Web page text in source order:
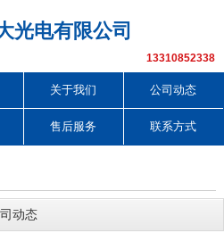
光电有限公司
13310852338
关于我们 公司动态
售后服务 联系方式
动态